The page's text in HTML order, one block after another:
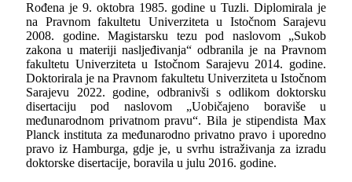
Rođena je 9. oktobra 1985. godine u Tuzli. Diplomirala je
na Pravnom fakultetu Univerziteta u Istočnom Sarajevu
2008. godine. Magistarsku tezu pod naslovom „Sukob
zakona u materiji nasljeđivanja“ odbranila je na Pravnom
fakultetu Univerziteta u Istočnom Sarajevu 2014. godine.
Doktorirala je na Pravnom fakultetu Univerziteta u Istočnom
Sarajevu 2022. godine, odbranivši s odlikom doktorsku
disertaciju pod naslovom „Uobičajeno boraviše u
međunarodnom privatnom pravu“. Bila je stipendista Max
Planck instituta za međunarodno privatno pravo i uporedno
pravo iz Hamburga, gdje je, u svrhu istraživanja za izradu
doktorske disertacije, boravila u julu 2016. godine.